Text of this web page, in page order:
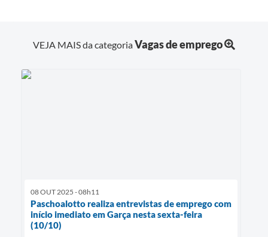
VEJA MAIS da categoriaVagas de emprego
08 OUT 2025 - 08h11
Paschoalotto realiza entrevistas de emprego com
início imediato em Garça nesta sexta-feira
(10/10)